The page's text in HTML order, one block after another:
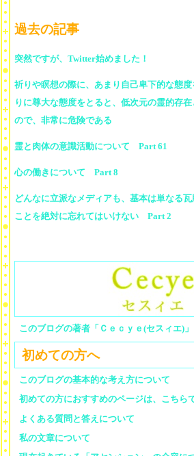
過去の記事
突然ですが、Twitter始めました！
祈りや瞑想の際に、あまり自己卑下的な態
りに尊大な態度をとると、低次元の霊的存
ので、非常に危険である
霊と肉体の意識活動について Part 61
心の働きについて Part 8
どんなに立派なメディアも、基本は単なる
ことを絶対に忘れてはいけない Part 2
このブログの著者「Ｃｅｃｙｅ(セスィエ)
初めての方へ
このブログの基本的な考え方について
初めての方におすすめのページは、こちら
よくある質問と答えについて
私の文章について